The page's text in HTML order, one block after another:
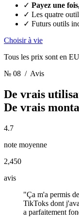
✓ Payez une
✓ Les quatre
✓ Futurs outils
Choisir à vie
Tous les prix sont en
№ 08 / Avis
De vrais
De vrais
4.7
note moyenne
2,450
avis
"Ça m'a permis
TikToks dont
a parfaitement